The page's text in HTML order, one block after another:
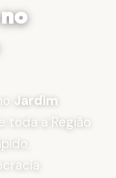
Jardim
toda a Região